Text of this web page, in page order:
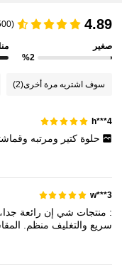
4.89
(500+)
صغير
%2
سوف اشتريه مرة أخرى(2)
h***4
حلوة كتير ومرتبه
w***3
: منتجات شي إن رائعة جدا،
سريع والتغليف منظم.